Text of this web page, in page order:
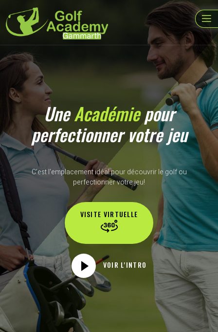
UneAcadémiepour
perfectionner votre jeu
C’est l'emplacement idéal pour découvrir le golf ou
perfectionner votre jeu!
VISITE VIRTUELLE
VOIR L'INTRO